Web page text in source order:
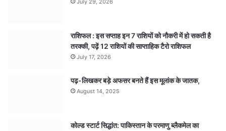
July 29, 2026
राशिफल : इस सप्ताह इन 7 राशियों को नौकरी में हो सकती है
तरक्की, पढ़ें 12 राशियों की साप्ताहिक टैरो राशिफल
July 17, 2026
पढ़-लिखकर बड़े अफसर बनते हैं इस मूलांक के जातक,
August 14, 2025
कोल्ड स्टार्ट सिद्धांत: पाकिस्तान के परमाणु ब्लैकमेल का